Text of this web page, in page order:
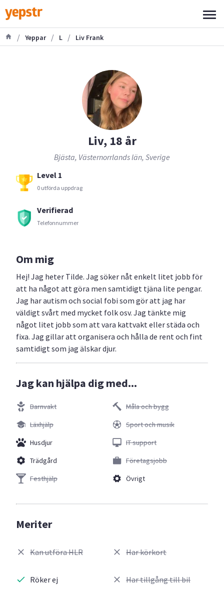
/ Yeppar / L / Liv Frank
Liv, 18 år
Bjästa, Västernorrlands län, Sverige
Level 1
0 utförda uppdrag
Verifierad
Telefonnummer
Om mig
Hej! Jag heter Tilde. Jag söker nåt enkelt litet jobb för
att ha något att göra men samtidigt tjäna lite pengar.
Jag har autism och social fobi som gör att jag har
väldigt svårt med mycket folk osv. Jag tänkte mig
något litet jobb som att vara kattvakt eller städa och
fixa. Jag gillar att organisera och hålla de rent och fint
samtidigt som jag älskar djur.
Jag kan hjälpa dig med...
Barnvakt
Läxhjälp
Husdjur
Trädgård
Festhjälp
Måla och bygg
Sport och musik
IT support
Företagsjobb
Övrigt
Meriter
Kan utföra HLR
Röker ej
Har körkort
Har tillgång till bil